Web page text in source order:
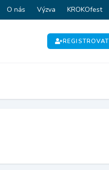
O nás Výzva KROKOfest
REGISTROVAT